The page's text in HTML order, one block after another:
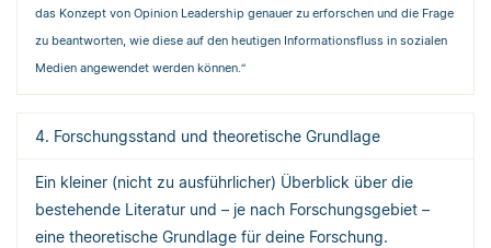
das Konzept von Opinion Leadership genauer zu erforschen und die Frage
zu beantworten, wie diese auf den heutigen Informationsfluss in sozialen
Medien angewendet werden können.“
4. Forschungsstand und theoretische Grundlage
Ein kleiner (nicht zu ausführlicher) Überblick über die
bestehende Literatur und – je nach Forschungsgebiet –
eine theoretische Grundlage für deine Forschung.